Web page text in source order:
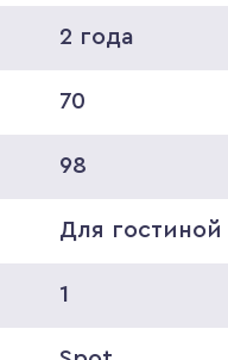
2 года
70
98
Для гостиной
1